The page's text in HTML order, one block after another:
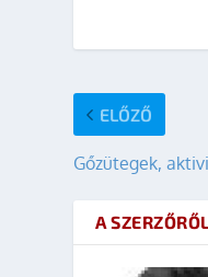
ELŐZŐ
Gőzütegek,
A